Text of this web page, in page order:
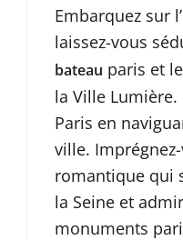
Embarquez sur
laissez-vous
bateau paris et
la Ville
Paris en
ville.
romantique qui
la Seine et
monuments